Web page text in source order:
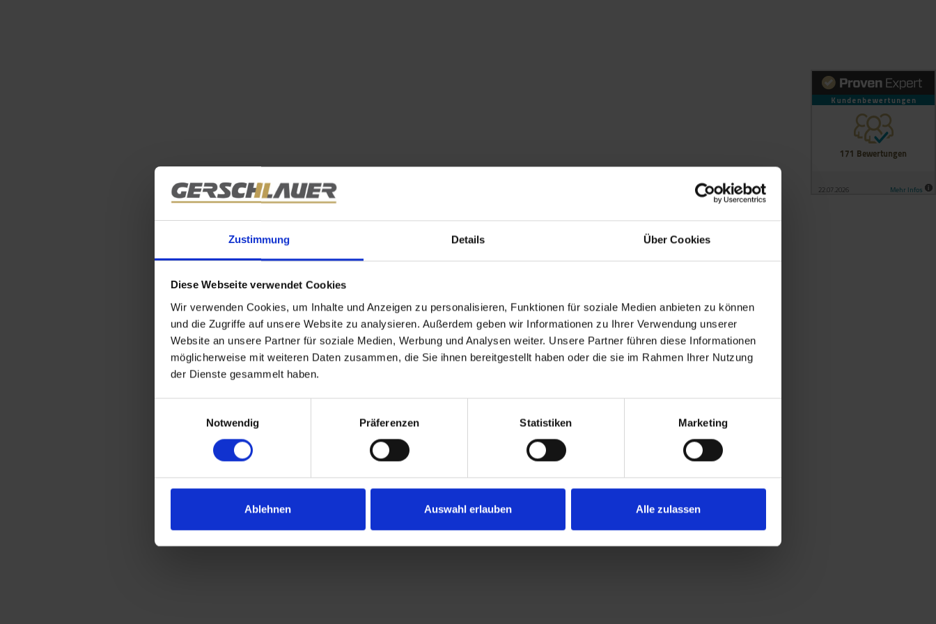
Zustimmung Details Über Cookies
Diese Webseite verwendet Cookies
Wir verwenden Cookies, um Inhalte und Anzeigen zu personalisieren, Funktionen für soziale Medien anbieten zu können
und die Zugriffe auf unsere Website zu analysieren. Außerdem geben wir Informationen zu Ihrer Verwendung unserer
Website an unsere Partner für soziale Medien, Werbung und Analysen weiter. Unsere Partner führen diese Informationen
möglicherweise mit weiteren Daten zusammen, die Sie ihnen bereitgestellt haben oder die sie im Rahmen Ihrer Nutzung
der Dienste gesammelt haben.
Notwendig
Präferenzen Statistiken Marketing
Ablehnen Auswahl erlauben Alle zulassen